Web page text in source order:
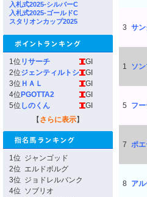
入札式2025-シルバーC
入札式2025-ゴールドC
スタリオンカップ2025
1位 リサーチ
GI
2位ジェンティルトシ
GI
3位 ＨＡＬ
GI
4位 PGOTTA2
GI
5位 しのくん
GI
【 さらに表示】
1位 ジャンゴッド
2位 エルドボルグ
3位 ジョドレルバンク
4位 ソブリオ
3 サ
1 ソ
5 フ
7 ポ
8 ア